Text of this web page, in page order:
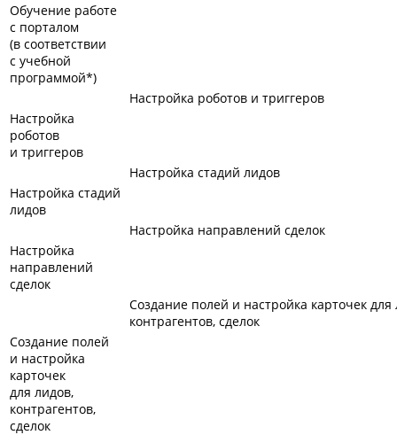
Обучение работе
с порталом
(в соответствии
с учебной
программой*)
Настройка роботов и триггеров
Настройка
роботов
и триггеров
Настройка стадий лидов
Настройка стадий
лидов
Настройка направлений сделок
Настройка
направлений
сделок
Создание полей и настройка карточек для
контрагентов, сделок
Создание полей
и настройка
карточек
для лидов,
контрагентов,
сделок